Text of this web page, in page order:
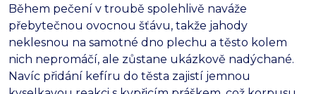
Během pečení v troubě spolehlivě naváže
přebytečnou ovocnou šťávu, takže jahody
neklesnou na samotné dno plechu a těsto kolem
nich nepromáčí, ale zůstane ukázkově nadýchané.
Navíc přidání kefíru do těsta zajistí jemnou